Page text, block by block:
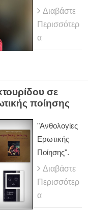
Διαβάστε
Περισσότερ
α
σε
ποίησης
"Ανθολογίες
Ερωτικής
Ποίησης".
Διαβάστε
Περισσότερ
α